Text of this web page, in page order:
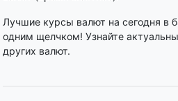
Лучшие курсы валют на сегодня в
одним щелчком! Узнайте
других валют.